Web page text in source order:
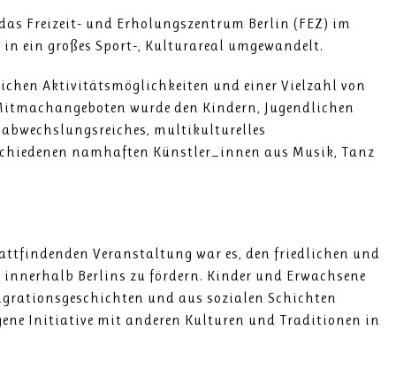
Freizeit- und Erholungszentrum Berlin (FEZ) im
ein großes Sport-, Kulturareal umgewandelt.
Aktivitätsmöglichkeiten und einer Vielzahl von
wurde den Kindern, Jugendlichen
multikulturelles
namhaften Künstler_innen aus Musik, Tanz
Veranstaltung war es, den friedlichen und
Berlins zu fördern. Kinder und Erwachsene
und aus sozialen Schichten
Initiative mit anderen Kulturen und Traditionen in